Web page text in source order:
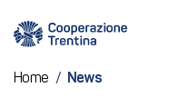
Home / News